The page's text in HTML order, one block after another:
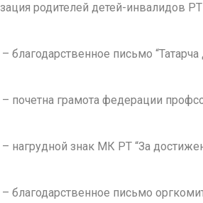
родителей детей-инвалидов РТ
благодарственное письмо “Татарча
– почетна грамота федерации
– нагрудной знак МК РТ “За
– благодарственное письмо